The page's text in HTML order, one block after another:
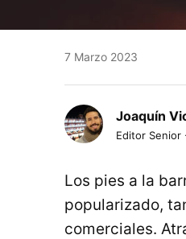
7 Marzo 2023
Joaquín
Editor Senior
Los pies a la
popularizado,
comerciales.